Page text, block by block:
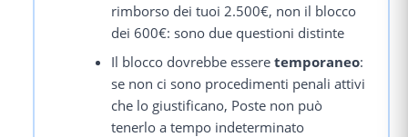
rimborso dei tuoi 2.500€, non il blocco
dei 600€: sono due questioni distinte
Il blocco dovrebbe esseretemporaneo:
se non ci sono procedimenti penali attivi
che lo giustificano, Poste non può
tenerlo a tempo indeterminato